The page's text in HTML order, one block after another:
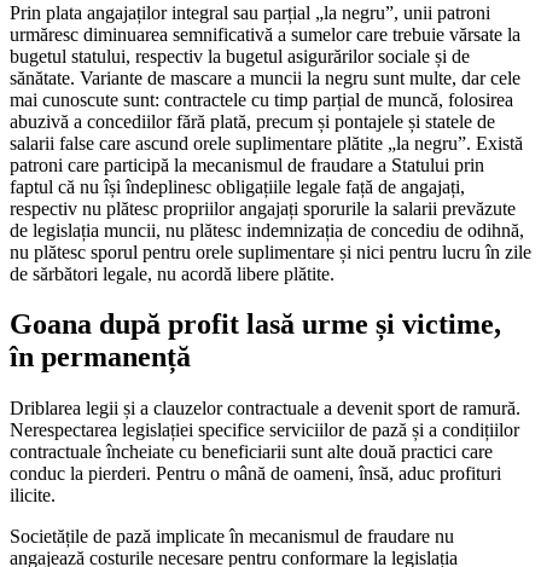
Prin plata angajaților integral sau parțial „la negru”, unii patroni
urmăresc diminuarea semnificativă a sumelor care trebuie vărsate la
bugetul statului, respectiv la bugetul asigurărilor sociale și de
sănătate. Variante de mascare a muncii la negru sunt multe, dar cele
mai cunoscute sunt: contractele cu timp parțial de muncă, folosirea
abuzivă a concediilor fără plată, precum și pontajele și statele de
salarii false care ascund orele suplimentare plătite „la negru”. Există
patroni care participă la mecanismul de fraudare a Statului prin
faptul că nu își îndeplinesc obligațiile legale față de angajați,
respectiv nu plătesc propriilor angajați sporurile la salarii prevăzute
de legislația muncii, nu plătesc indemnizația de concediu de odihnă,
nu plătesc sporul pentru orele suplimentare și nici pentru lucru în zile
de sărbători legale, nu acordă libere plătite.
Goana după profit lasă urme și victime,
în permanență
Driblarea legii și a clauzelor contractuale a devenit sport de ramură.
Nerespectarea legislației specifice serviciilor de pază și a condițiilor
contractuale încheiate cu beneficiarii sunt alte două practici care
conduc la pierderi. Pentru o mână de oameni, însă, aduc profituri
ilicite.
Societățile de pază implicate în mecanismul de fraudare nu
angajează costurile necesare pentru conformare la legislația